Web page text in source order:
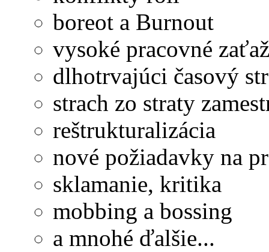
boreot a Burnout
vysoké pracovné
dlhotrvajúci časový
strach zo straty
reštrukturalizácia
nové požiadavky na
sklamanie, kritika
mobbing a bossing
a mnohé ďalšie...